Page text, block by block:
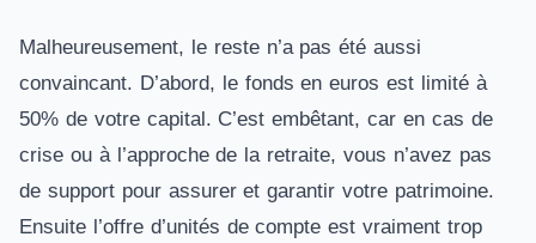
Malheureusement, le reste n’a pas été aussi
convaincant. D’abord, le fonds en euros est limité à
50% de votre capital. C’est embêtant, car en cas de
crise ou à l’approche de la retraite, vous n’avez pas
de support pour assurer et garantir votre patrimoine.
Ensuite l’offre d’unités de compte est vraiment trop